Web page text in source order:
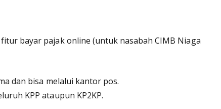
bayar pajak online (untuk nasabah CIMB Niaga
dan bisa melalui kantor pos.
KPP ataupun KP2KP.